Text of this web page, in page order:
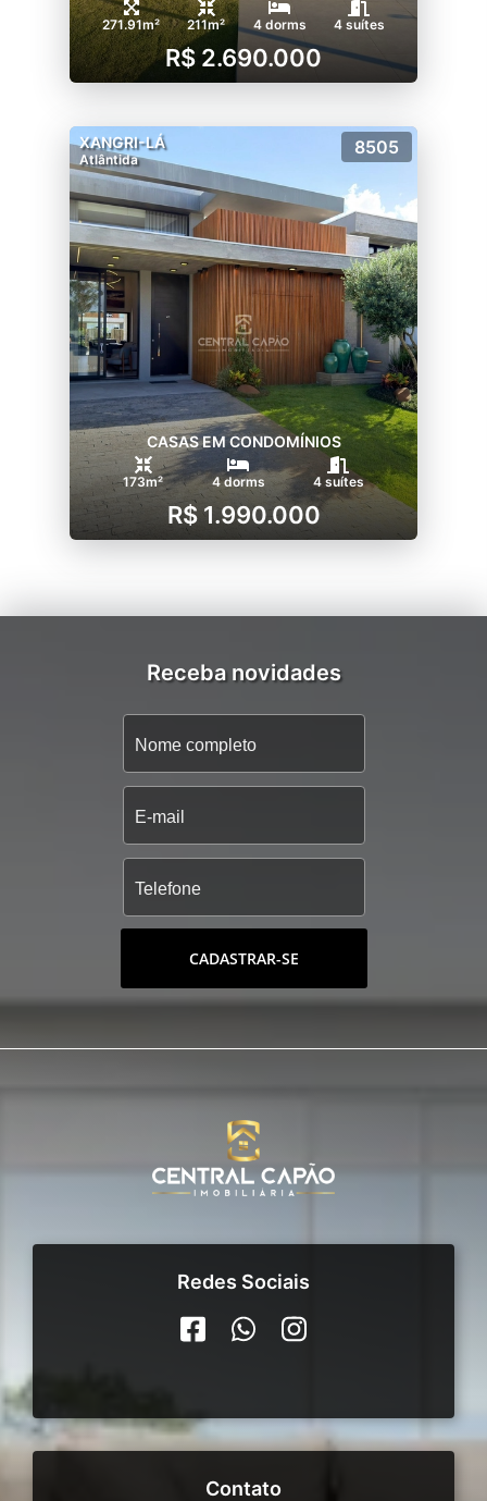
271.91m² 211m² 4 dorms 4 suítes
R$ 2.690.000
XANGRI-LÁ
Atlântida
8505
CASAS EM CONDOMÍNIOS
173m² 4 dorms 4 suítes
R$ 1.990.000
Receba novidades
CADASTRAR-SE
Redes Sociais
Contato